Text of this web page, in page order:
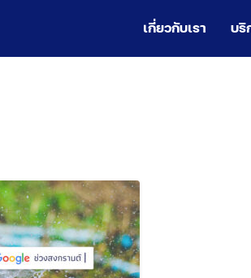
เกี่ยวกับเรา บริ